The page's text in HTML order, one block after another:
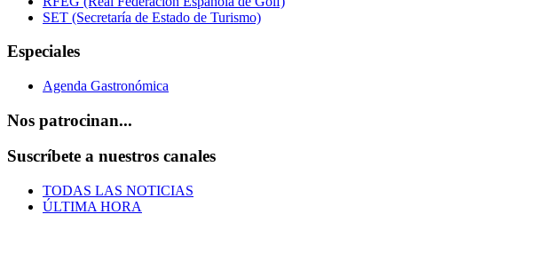
SET (Secretaría de Estado de Turismo)
Especiales
Agenda Gastronómica
Nos patrocinan...
Suscríbete a nuestros canales
TODAS LAS NOTICIAS
ÚLTIMA HORA